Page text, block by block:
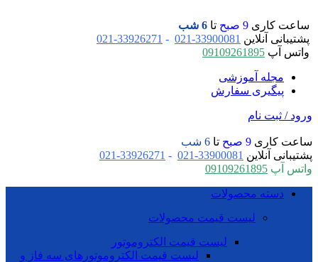
ساعت کاری 9 صبح تا 6 شب
پشتیبانی آنلاین 33900081-021
-
33926271-021
واتس آپ 09109261895
مجله آموزشی
پیگیری سفارش
ورود / ثبت نام
ساعت کاری 9 صبح تا 6 شب
پشتیبانی آنلاین 33900081-021
-
33926271-021
واتس آپ 09109261895
دسته محصولات
لیست قیمت محصولات
لیست قیمت الکتروموتور
لیست قیمت الکتروموتورهای سه فاز و